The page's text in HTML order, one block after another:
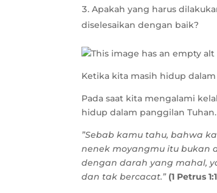
Apakah yang harus
diselesaikan dengan baik?
Ketika kita masih hidup
Pada saat kita mengalami
hidup dalam panggilan Tuhan.
”Sebab kamu tahu, bahwa
nenek moyangmu itu bukan
dengan darah yang mahal,
dan tak bercacat.” (1 Petrus